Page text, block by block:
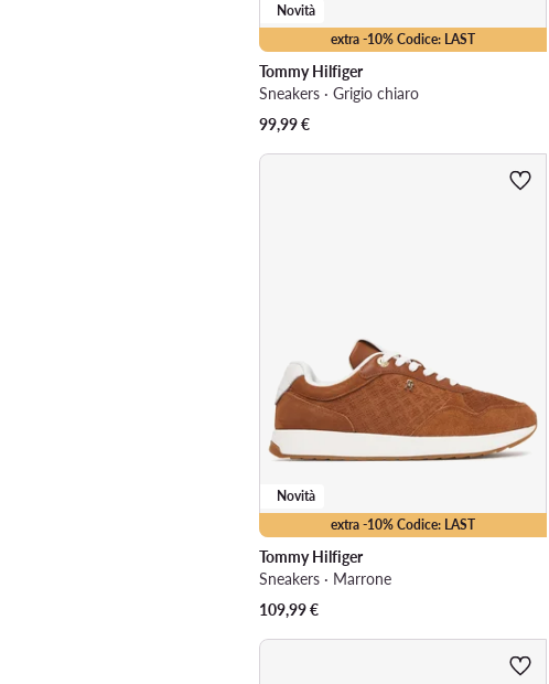
extra -10% Codice: LAST
Novità
Tommy Hilfiger
Sneakers · Grigio chiaro
99,99€
extra -10% Codice: LAST
Novità
Tommy Hilfiger
Sneakers · Marrone
109,99€